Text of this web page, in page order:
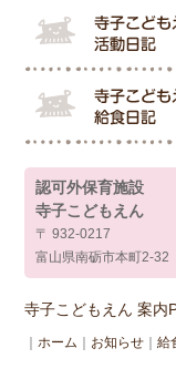
認可外保育施設
寺子こどもえん
〒 932-0217
富山県南砺市本町2-32
寺子こどもえん 案内
｜ ホーム ｜ お知らせ ｜給